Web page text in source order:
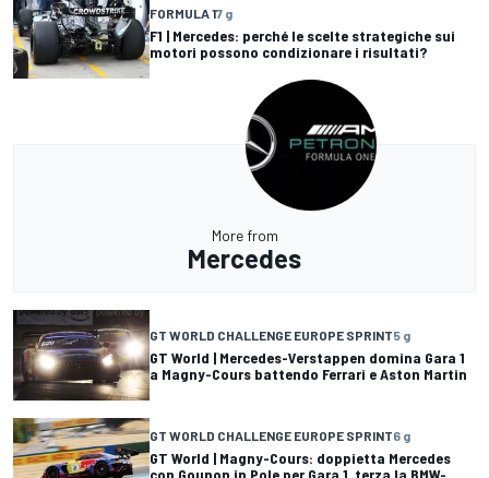
FORMULA 17 g
F1 | Mercedes: perché le scelte strategiche sui
motori possono condizionare i risultati?
More from
Mercedes
GT WORLD CHALLENGE EUROPE SPRINT5 g
GT World | Mercedes-Verstappen domina Gara 1
a Magny-Cours battendo Ferrari e Aston Martin
GT WORLD CHALLENGE EUROPE SPRINT6 g
GT World | Magny-Cours: doppietta Mercedes
con Gounon in Pole per Gara 1, terza la BMW-